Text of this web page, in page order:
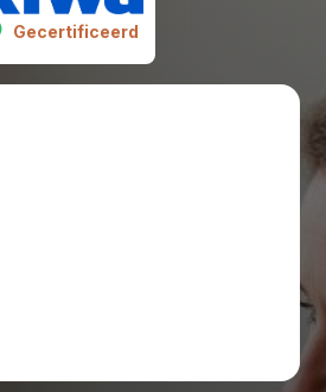
Gecertificeerd